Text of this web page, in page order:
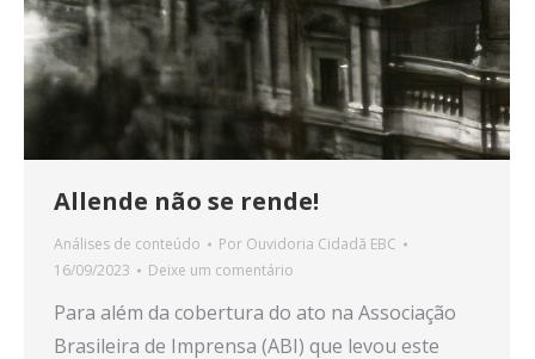
Allende não se rende!
Análises de conteúdo Por Ouvidoria Cidadã EBC
16/09/2023
Deixe um comentário
Para além da cobertura do ato na Associação
Brasileira de Imprensa (ABI) que levou este